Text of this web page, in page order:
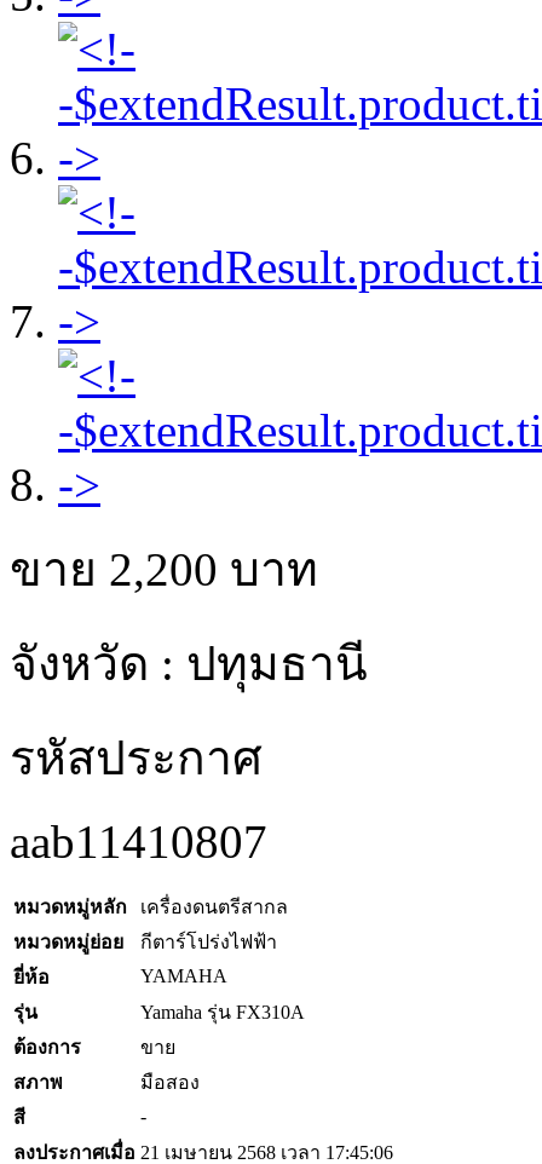
ขาย 2,200 บาท
จังหวัด : ปทุมธานี
รหัสประกาศ
aab11410807
หมวดหมู่หลัก
เครื่องดนตรีสากล
หมวดหมู่ย่อย
กีตาร์โปร่งไฟฟ้า
ยี่ห้อ
YAMAHA
รุ่น
Yamaha รุ่น FX310A
ต้องการ
ขาย
สภาพ
มือสอง
สี
-
ลงประกาศเมื่อ 21 เมษายน 2568 เวลา 17:45:06